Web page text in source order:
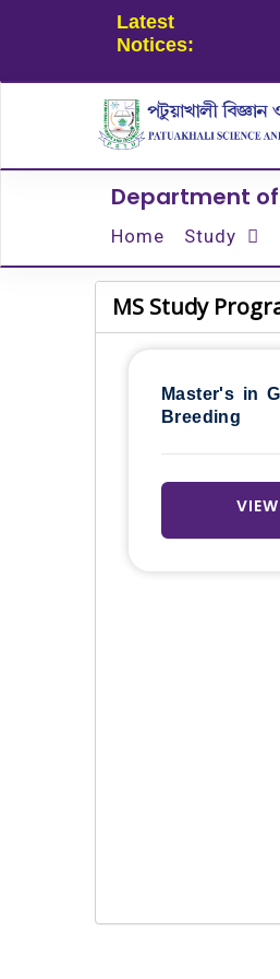
Latest
Notices:
Department
Home Study
MS Study
Master's in
Breeding